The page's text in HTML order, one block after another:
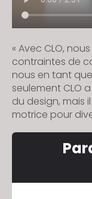
« Avec CLO,
contraintes de
nous en tant
seulement CLO
du design, mais
motrice pour